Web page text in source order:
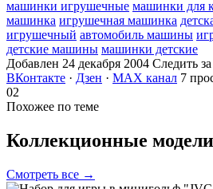
машинки игрушечные машинки для
машинка игрушечная машинка
игрушечный автомобиль машины
детские машины машинки детские
Добавлен 24 декабря 2004 Следить
ВКонтакте · Дзен · MAX канал 7
02
Похожее по теме
Коллекционные модели
Смотреть все →